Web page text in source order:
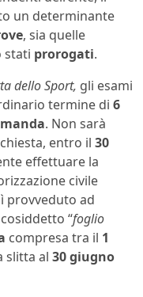
un determinante
, sia quelle
stati prorogati.
dello Sport, gli esami
termine di 6
. Non sarà
entro il 30
effettuare la
civile
provveduto ad
“foglio
compresa tra il 1
slitta al 30 giugno